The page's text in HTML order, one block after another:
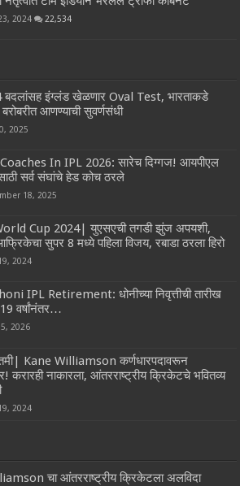
2024 22,534
बदलांसह इंग्लंड खेळणार Oval Test, भारताकडे
बरोबरीत आणण्याची सुवर्णसंधी
2025
In IPL 2026: सारेच दिग्गज! आयपीएल
सर्व संघांचे हेड कोच ठरले
18, 2025
Cup 2024| युएसएची तगडी झुंज अपयशी,
सुपर 8 मध्ये पहिला विजय, रबाडा ठरला हिरो
2024
IPL Retirement: धोनीच्या निवृत्तीची तारीख
वर्षांनंतर…
2026
Kane Williamson कर्णधारपदावरून
करारही नाकारला, आंतरराष्ट्रीय क्रिकेटचे भवितव्य
2024
चा आंतरराष्ट्रीय क्रिकेटला अलविदा